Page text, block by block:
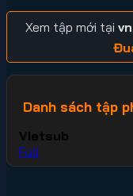
Xem tập mới tại
Danh sách tập
Vietsub
Full